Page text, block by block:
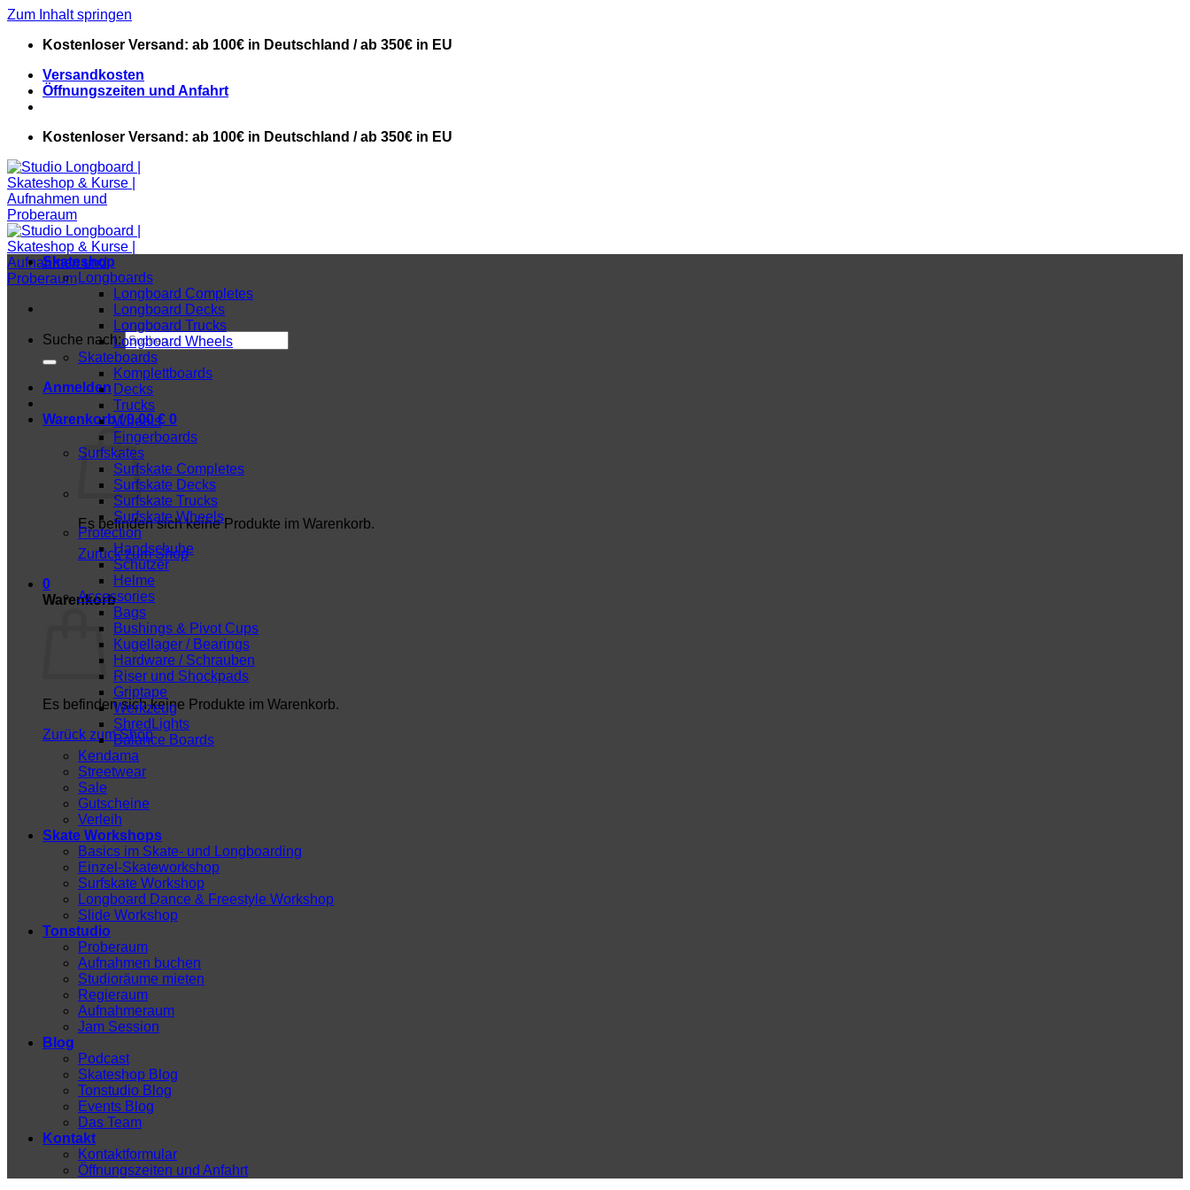
Zum Inhalt springen
Kostenloser Versand: ab 100€ in Deutschland / ab 350€ in EU
Versandkosten
Öffnungszeiten und Anfahrt
Kostenloser Versand: ab 100€ in Deutschland / ab 350€ in EU
Suche nach:
Anmelden
Warenkorb /0,00€ 0
Es befinden sich keine Produkte im Warenkorb.
Zurück zum Shop
0
Warenkorb
Es befinden sich keine Produkte im Warenkorb.
Zurück zum Shop
Skateshop
Longboards
Longboard Completes
Longboard Decks
Longboard Trucks
Longboard Wheels
Skateboards
Komplettboards
Decks
Trucks
Wheels
Fingerboards
Surfskates
Surfskate Completes
Surfskate Decks
Surfskate Trucks
Surfskate Wheels
Protection
Handschuhe
Schützer
Helme
Accessories
Bags
Bushings & Pivot Cups
Kugellager / Bearings
Hardware / Schrauben
Riser und Shockpads
Griptape
Werkzeug
ShredLights
Balance Boards
Kendama
Streetwear
Sale
Gutscheine
Verleih
Skate Workshops
Basics im Skate- und Longboarding
Einzel-Skateworkshop
Surfskate Workshop
Longboard Dance & Freestyle Workshop
Slide Workshop
Tonstudio
Proberaum
Aufnahmen buchen
Studioräume mieten
Regieraum
Aufnahmeraum
Jam Session
Blog
Podcast
Skateshop Blog
Tonstudio Blog
Events Blog
Das Team
Kontakt
Kontaktformular
Öffnungszeiten und Anfahrt